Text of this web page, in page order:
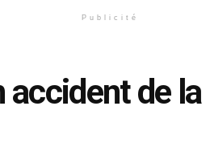
Publicité
accident de la